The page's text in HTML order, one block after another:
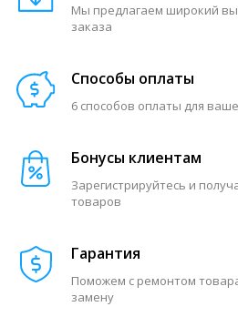
Мы предлагаем широкий
заказа
Способы оплаты
6 способов оплаты для
Бонусы клиентам
Зарегистрируйтесь и
товаров
Гарантия
Поможем с ремонтом
замену